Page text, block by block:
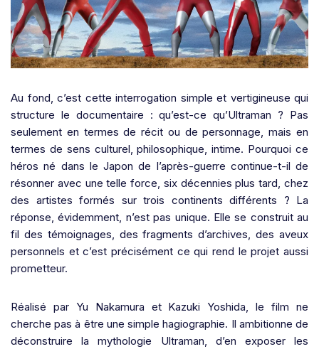
Au fond, c’est cette interrogation simple et vertigineuse qui
structure le documentaire : qu’est-ce qu’Ultraman ? Pas
seulement en termes de récit ou de personnage, mais en
termes de sens culturel, philosophique, intime. Pourquoi ce
héros né dans le Japon de l’après-guerre continue-t-il de
résonner avec une telle force, six décennies plus tard, chez
des artistes formés sur trois continents différents ? La
réponse, évidemment, n’est pas unique. Elle se construit au
fil des témoignages, des fragments d’archives, des aveux
personnels et c’est précisément ce qui rend le projet aussi
prometteur.
Réalisé par Yu Nakamura et Kazuki Yoshida, le film ne
cherche pas à être une simple hagiographie. Il ambitionne de
déconstruire la mythologie Ultraman, d’en exposer les